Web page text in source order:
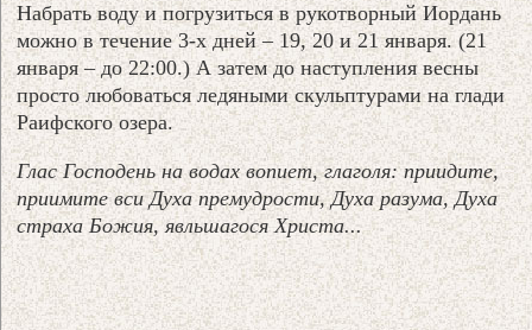
Набрать воду и погрузиться в рукотворный Иордань
можно в течение 3-х дней – 19, 20 и 21 января. (21
января – до 22:00.) А затем до наступления весны
просто любоваться ледяными скульптурами на глади
Раифского озера.
Глас Господень на водах вопиет, глаголя: приидите,
приимите вси Духа премудрости, Духа разума, Духа
страха Божия, явльшагося Христа...